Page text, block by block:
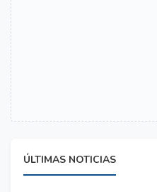
ÚLTIMAS NOTICIAS